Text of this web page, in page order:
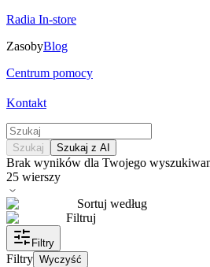
Radia In-store
ZasobyBlog
Centrum pomocy
Kontakt
Szukaj Szukaj z AI
Brak wyników dla Twojego
25 wierszy
Sortuj według
Filtruj
Filtry
Filtry Wyczyść